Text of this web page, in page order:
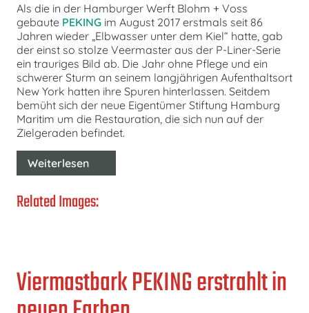
Als die in der Hamburger Werft Blohm + Voss
gebaute PEKING im August 2017 erstmals seit 86
Jahren wieder „Elbwasser unter dem Kiel“ hatte, gab
der einst so stolze Veermaster aus der P-Liner-Serie
ein trauriges Bild ab. Die Jahr ohne Pflege und ein
schwerer Sturm an seinem langjährigen Aufenthaltsort
New York hatten ihre Spuren hinterlassen. Seitdem
bemüht sich der neue Eigentümer Stiftung Hamburg
Maritim um die Restauration, die sich nun auf der
Zielgeraden befindet.
Weiterlesen
Related Images:
Viermastbark PEKING erstrahlt in